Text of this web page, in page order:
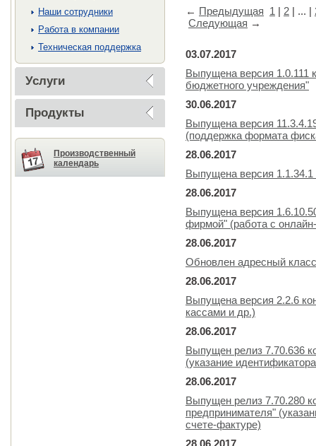
Наши сотрудники
Работа в компании
Техническая поддержка
Услуги
Продукты
Производственный
календарь
← Предыдущая 1 | 2 | ... |
Следующая →
03.07.2017
Выпущена версия 1.0.111
бюджетного учреждения"
30.06.2017
Выпущена версия
(поддержка формата
28.06.2017
Выпущена версия 1.1.34.1
28.06.2017
Выпущена версия
фирмой" (работа с
28.06.2017
Обновлен адресный
28.06.2017
Выпущена версия 2.2.6
кассами и др.)
28.06.2017
Выпущен релиз 7.70.636
(указание
28.06.2017
Выпущен релиз 7.70.280
предпринимателя"
счете-фактуре)
28.06.2017